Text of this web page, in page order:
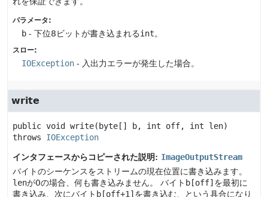
パラメータ:
b - 下位8ビットが書き込まれるint。
スロー:
IOException - 入出力エラーが発生した場合。
write
public void write(byte[] b, int off, int len)
throws IOException
インタフェースからコピーされた説明: ImageOutputStream
バイトのシーケンスをストリームの現在位置に書き込みます。
lenが0の場合、何も書き込みません。 バイト b[off] を最初に
書き込み、次にバイト b[off+1] を書き込む、という具合になり